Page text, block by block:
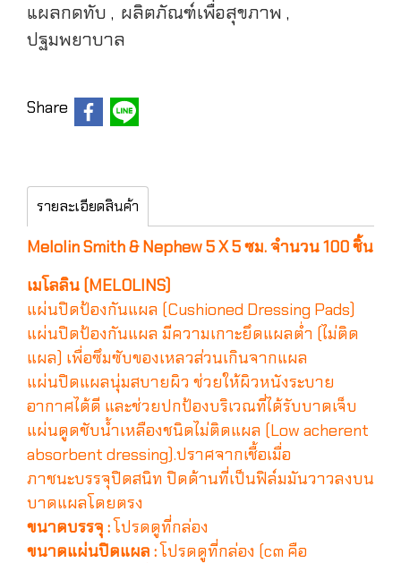
แผลกดทับ , ผลิตภัณฑ์เพื่อสุขภาพ ,
ปฐมพยาบาล
Share
รายละเอียดสินค้า
Melolin Smith & Nephew 5 X 5 ซม. จำนวน 100 ชิ้น
เมโลลิน (MELOLINS)
แผ่นปิดป้องกันแผล (Cushioned Dressing Pads)
แผ่นปิดป้องกันแผล มีความเกาะยึดแผลต่ำ (ไม่ติด
แผล) เพื่อซึมซับของเหลวส่วนเกินจากแผล
แผ่นปิดแผลนุ่มสบายผิว ช่วยให้ผิวหนังระบาย
อากาศได้ดี และช่วยปกป้องบริเวณที่ได้รับบาดเจ็บ
แผ่นดูดชับน้ำเหลืองชนิดไม่ติดแผล (Low acherent
absorbent dressing).ปราศจากเชื้อเมื่อ
ภาชนะบรรจุปิดสนิท ปิดด้านที่เป็นฟิล์มมันวาวลงบน
บาดแผลโดยตรง
ขนาดบรรจุ :โปรดดูที่กล่อง
ขนาดแผ่นปิดแผล :โปรดดูที่กล่อง (c๓ คือ